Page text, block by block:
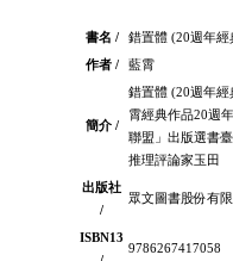
書名 /
錯置體 (20週年經
作者 /
藍霄
簡介 /
錯置體 (20週年
霄經典作品20週
聯盟」出版選書
推理評論家玉田
出版社
/
眾文圖書股份有
ISBN13
9786267417058